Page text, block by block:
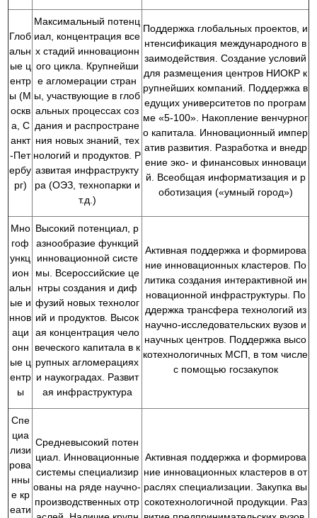
Глоб
альн
ые ц
ентр
ы (М
оскв
а, С
анкт
-Пет
ербу
рг)
Максимальный потенц
иал, концентрация все
х стадий инновационн
ого цикла. Крупнейши
е агломерации стран
ы, участвующие в глоб
альных процессах соз
дания и распростране
ния новых знаний, тех
нологий и продуктов. Р
азвитая инфраструкту
ра (ОЭЗ, технопарки и
т.д.)
Поддержка глобальных проектов, и
нтенсификация международного в
заимодействия. Создание условий
для размещения центров НИОКР к
рупнейших компаний. Поддержка в
едущих университетов по програм
ме «5-100». Накопление венчурног
о капитала. Инновационный импер
атив развития. Разработка и внедр
ение эко- и финансовых инноваци
й. Всеобщая информатизация и р
оботизация («умный город»)
Мно
гоф
ункц
ион
альн
ые и
ннов
аци
онн
ые ц
ентр
ы
Высокий потенциал, р
азнообразие функций
инновационной систе
мы. Всероссийские це
нтры создания и диф
фузий новых технолог
ий и продуктов. Высок
ая концентрация чело
веческого капитала в к
рупных агломерациях
и наукоградах. Развит
ая инфраструктура
Активная поддержка и формирова
ние инновационных кластеров. По
литика создания интерактивной ин
новационной инфраструктуры. По
ддержка трансфера технологий из
научно-исследовательских вузов и
научных центров. Поддержка высо
котехнологичных МСП, в том числе
с помощью госзакупок
Спе
циа
лизи
рова
нны
е кр
еати
Средневысокий потен
циал. Инновационные
системы специализир
ованы на ряде научно-
производственных отр
Активная поддержка и формирова
ние инновационных кластеров в от
раслях специализации. Закупка вы
сокотехнологичной продукции. Раз